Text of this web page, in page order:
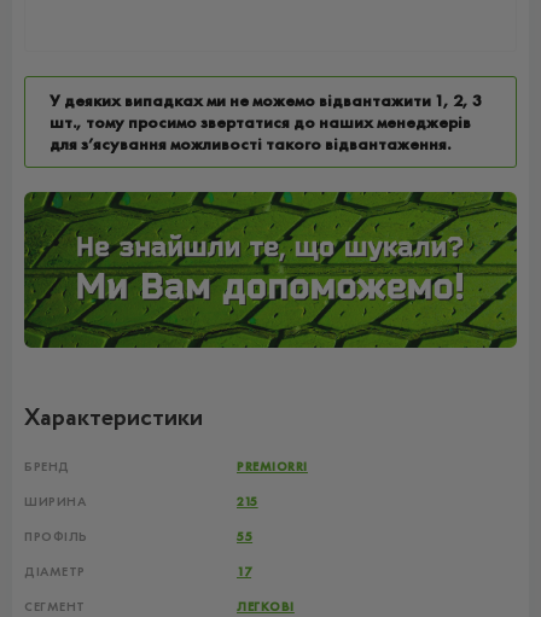
У деяких випадках ми не можемо відвантажити 1, 2, 3
шт., тому просимо звертатися до наших менеджерів
для з’ясування можливості такого відвантаження.
Характеристики
БРЕНД PREMIORRI
ШИРИНА 215
ПРОФІЛЬ 55
ДІАМЕТР 17
СЕГМЕНТ ЛЕГКОВІ